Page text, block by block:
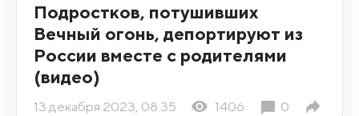
Подростков, потушивших
Вечный огонь, депортируют из
России вместе с родителями
(видео)
13 декабря 2023, 08:35 1406 0